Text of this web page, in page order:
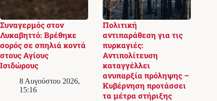
Συναγερμός στον
Λυκαβηττό: Βρέθηκε
σορός σε σπηλιά κοντά
στους Αγίους
Ισιδώρους
8 Αυγούστου 2026,
15:16
Πολιτική
αντιπαράθεση για τις
πυρκαγιές:
Αντιπολίτευση
καταγγέλλει
ανυπαρξία πρόληψης –
Κυβέρνηση προτάσσει
τα μέτρα στήριξης